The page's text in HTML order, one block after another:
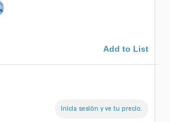
Add to List
Inicia sesión y ve tu precio.